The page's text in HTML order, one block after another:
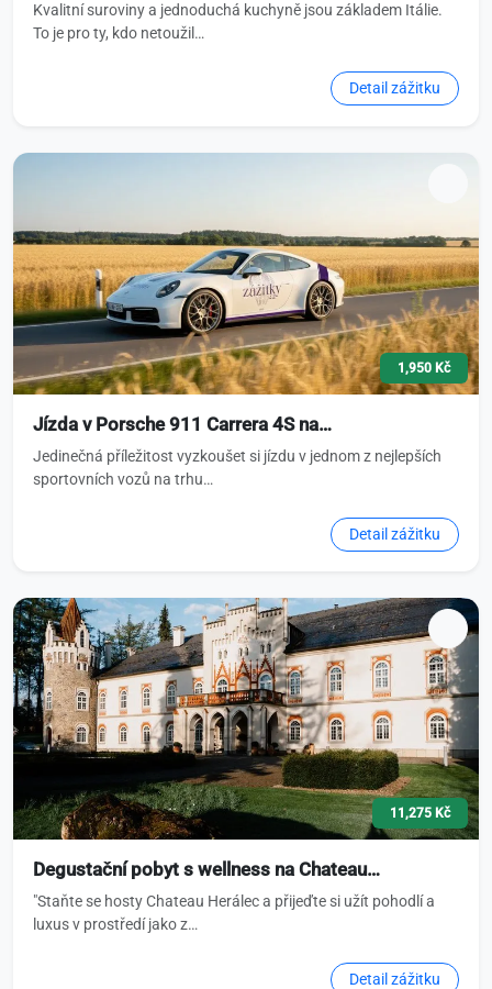
Kvalitní suroviny a jednoduchá kuchyně jsou základem Itálie.
To je pro ty, kdo netoužil…
Detail zážitku
1,950 Kč
Jízda v Porsche 911 Carrera 4S na…
Jedinečná příležitost vyzkoušet si jízdu v jednom z nejlepších
sportovních vozů na trhu…
Detail zážitku
11,275 Kč
Degustační pobyt s wellness na Chateau…
"Staňte se hosty Chateau Herálec a přijeďte si užít pohodlí a
luxus v prostředí jako z…
Detail zážitku